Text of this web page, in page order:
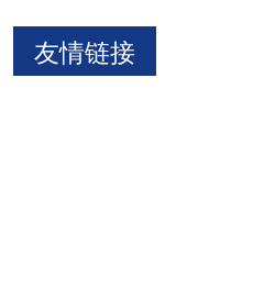
友情链接